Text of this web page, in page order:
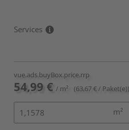
Services
vue.ads.buyBox.price.rrp
54,99 € / m² (63,67 € / Paket(e))
m²